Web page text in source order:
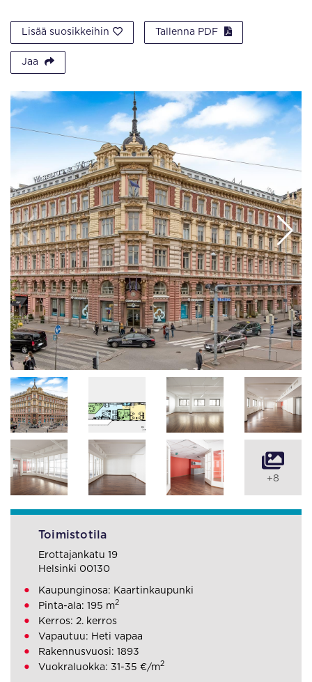
Lisää suosikkeihin Tallenna PDF
Jaa
+8
Toimistotila
Erottajankatu 19
Helsinki 00130
Kaupunginosa: Kaartinkaupunki
Pinta-ala: 195 m2
Kerros: 2. kerros
Vapautuu: Heti vapaa
Rakennusvuosi: 1893
Vuokraluokka: 31-35 €/m2